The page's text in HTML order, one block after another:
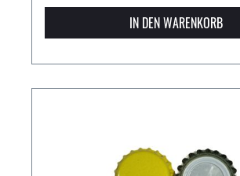
IN DEN WARENKORB